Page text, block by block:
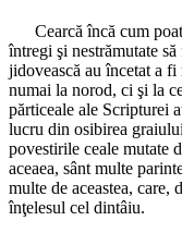
Cearcă încă cum
întregi şi nestrămutate
jidovească au încetat a
numai la norod, ci şi la
părticeale ale Scripturei
lucru din osibirea
povestirile ceale mutate
aceaea, sânt multe
multe de aceastea, care,
înţelesul cel dintâiu.